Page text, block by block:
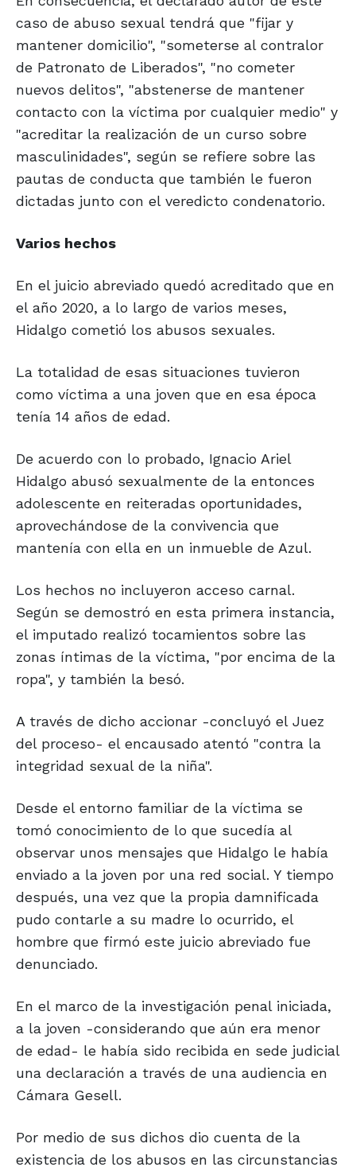
caso de abuso sexual tendrá que "fijar y
mantener domicilio", "someterse al contralor
de Patronato de Liberados", "no cometer
nuevos delitos", "abstenerse de mantener
contacto con la víctima por cualquier medio" y
"acreditar la realización de un curso sobre
masculinidades", según se refiere sobre las
pautas de conducta que también le fueron
dictadas junto con el veredicto condenatorio.
Varios hechos
En el juicio abreviado quedó acreditado que en
el año 2020, a lo largo de varios meses,
Hidalgo cometió los abusos sexuales.
La totalidad de esas situaciones tuvieron
como víctima a una joven que en esa época
tenía 14 años de edad.
De acuerdo con lo probado, Ignacio Ariel
Hidalgo abusó sexualmente de la entonces
adolescente en reiteradas oportunidades,
aprovechándose de la convivencia que
mantenía con ella en un inmueble de Azul.
Los hechos no incluyeron acceso carnal.
Según se demostró en esta primera instancia,
el imputado realizó tocamientos sobre las
zonas íntimas de la víctima, "por encima de la
ropa", y también la besó.
A través de dicho accionar -concluyó el Juez
del proceso- el encausado atentó "contra la
integridad sexual de la niña".
Desde el entorno familiar de la víctima se
tomó conocimiento de lo que sucedía al
observar unos mensajes que Hidalgo le había
enviado a la joven por una red social. Y tiempo
después, una vez que la propia damnificada
pudo contarle a su madre lo ocurrido, el
hombre que firmó este juicio abreviado fue
denunciado.
En el marco de la investigación penal iniciada,
a la joven -considerando que aún era menor
de edad- le había sido recibida en sede judicial
una declaración a través de una audiencia en
Cámara Gesell.
Por medio de sus dichos dio cuenta de la
existencia de los abusos en las circunstancias